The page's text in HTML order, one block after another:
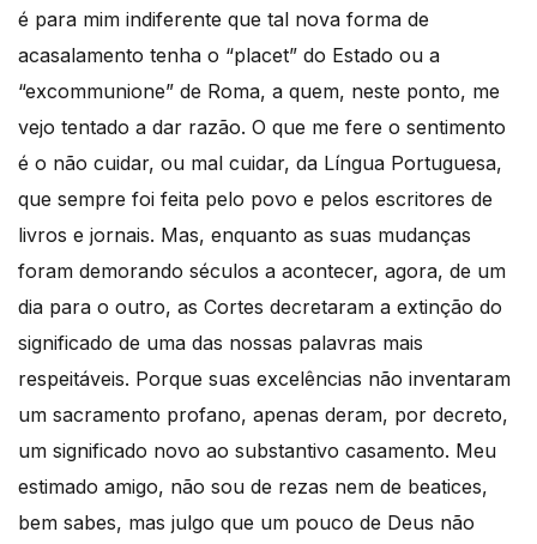
é para mim indiferente que tal nova forma de
acasalamento tenha o “placet” do Estado ou a
“excommunione” de Roma, a quem, neste ponto, me
vejo tentado a dar razão. O que me fere o sentimento
é o não cuidar, ou mal cuidar, da Língua Portuguesa,
que sempre foi feita pelo povo e pelos escritores de
livros e jornais. Mas, enquanto as suas mudanças
foram demorando séculos a acontecer, agora, de um
dia para o outro, as Cortes decretaram a extinção do
significado de uma das nossas palavras mais
respeitáveis. Porque suas excelências não inventaram
um sacramento profano, apenas deram, por decreto,
um significado novo ao substantivo casamento. Meu
estimado amigo, não sou de rezas nem de beatices,
bem sabes, mas julgo que um pouco de Deus não